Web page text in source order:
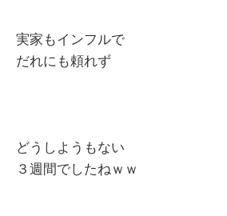
実家もインフルで
だれにも頼れず
どうしようもない
３週間でしたねｗｗ